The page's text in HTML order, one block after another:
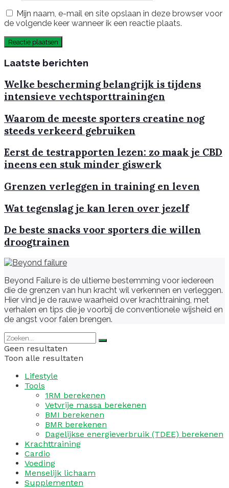
Mijn naam, e-mail en site opslaan in deze browser voor
de volgende keer wanneer ik een reactie plaats.
Laatste berichten
Welke bescherming belangrijk is tijdens
intensieve vechtsporttrainingen
Waarom de meeste sporters creatine nog
steeds verkeerd gebruiken
Eerst de testrapporten lezen: zo maak je CBD
ineens een stuk minder giswerk
Grenzen verleggen in training en leven
Wat tegenslag je kan leren over jezelf
De beste snacks voor sporters die willen
droogtrainen
Beyond Failure is de ultieme bestemming voor iedereen
die de grenzen van hun kracht wil verkennen en verleggen.
Hier vind je de rauwe waarheid over krachttraining, met
verhalen en tips die je voorbij de conventionele wijsheid en
de angst voor falen brengen.
Geen resultaten
Toon alle resultaten
Lifestyle
Tools
1RM berekenen
Vetvrije massa berekenen
BMI berekenen
BMR berekenen
Dagelijkse energieverbruik (TDEE) berekenen
Krachttraining
Cardio
Voeding
Menselijk lichaam
Supplementen